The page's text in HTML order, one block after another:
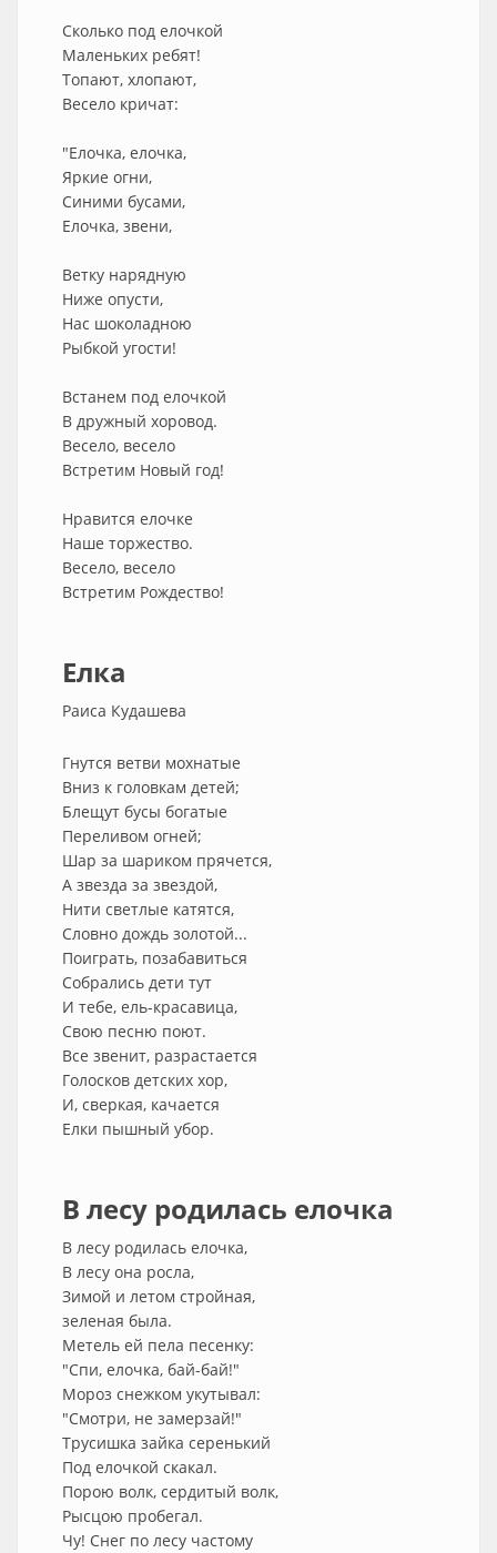
Сколько под елочкой
Маленьких ребят!
Топают, хлопают,
Весело кричат:
"Елочка, елочка,
Яркие огни,
Синими бусами,
Елочка, звени,
Ветку нарядную
Ниже опусти,
Нас шоколадною
Рыбкой угости!
Встанем под елочкой
В дружный хоровод.
Весело, весело
Встретим Новый год!
Нравится елочке
Наше торжество.
Весело, весело
Встретим Рождество!
Елка
Раиса Кудашева
Гнутся ветви мохнатые
Вниз к головкам детей;
Блещут бусы богатые
Переливом огней;
Шар за шариком прячется,
А звезда за звездой,
Нити светлые катятся,
Словно дождь золотой...
Поиграть, позабавиться
Собрались дети тут
И тебе, ель-красавица,
Свою песню поют.
Все звенит, разрастается
Голосков детских хор,
И, сверкая, качается
Елки пышный убор.
В лесу родилась елочка
В лесу родилась елочка,
В лесу она росла,
Зимой и летом стройная,
зеленая была.
Метель ей пела песенку:
"Спи, елочка, бай-бай!"
Мороз снежком укутывал:
"Смотри, не замерзай!"
Трусишка зайка серенький
Под елочкой скакал.
Порою волк, сердитый волк,
Рысцою пробегал.
Чу! Снег по лесу частому